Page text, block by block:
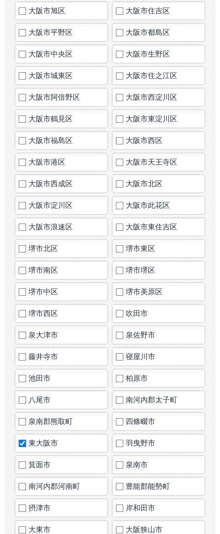
大阪市旭区 大阪市住吉区
大阪市平野区 大阪市都島区
大阪市中央区 大阪市生野区
大阪市城東区 大阪市住之江区
大阪市阿倍野区 大阪市西淀川区
大阪市鶴見区 大阪市東淀川区
大阪市福島区 大阪市西区
大阪市港区 大阪市天王寺区
大阪市西成区 大阪市北区
大阪市淀川区 大阪市此花区
大阪市浪速区 大阪市東住吉区
堺市北区 堺市東区
堺市南区 堺市堺区
堺市中区 堺市美原区
堺市西区 吹田市
泉大津市 泉佐野市
藤井寺市 寝屋川市
池田市 柏原市
八尾市 南河内郡太子町
泉南郡熊取町 四條畷市
東大阪市 羽曳野市
箕面市 泉南市
南河内郡河南町 豊能郡能勢町
摂津市 岸和田市
大東市 大阪狭山市